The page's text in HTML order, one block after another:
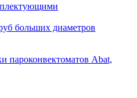
больших диаметров
пароконвектоматов Abat,